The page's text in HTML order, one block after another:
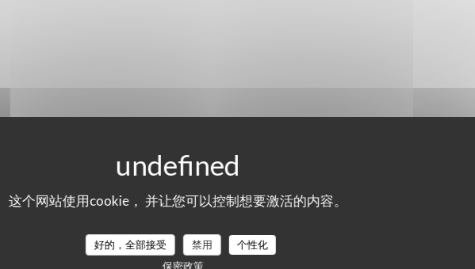
这个网站使用cookie， 并让您可以控制想要激活的内容。
好的，全部接受 禁用
个性化
保密政策
的顾客评分